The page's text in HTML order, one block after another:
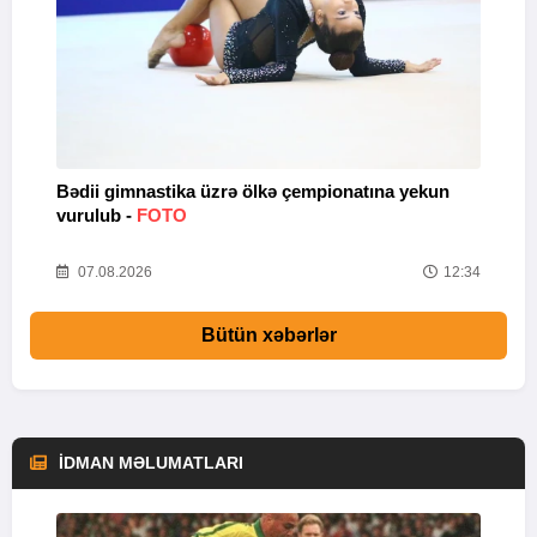
Bədii gimnastika üzrə ölkə çempionatına yekun
vurulub - FOTO
07.08.2026 12:34
Bütün xəbərlər
İDMAN MƏLUMATLARI